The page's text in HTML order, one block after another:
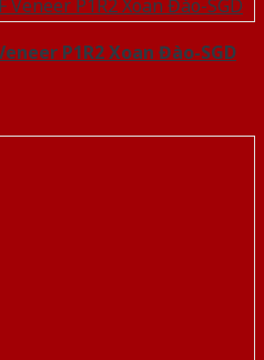
P1R2 Xoan Đào-SGD